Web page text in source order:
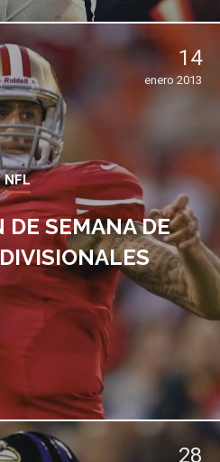
14
enero 2013
NFL
DE SEMANA DE
28